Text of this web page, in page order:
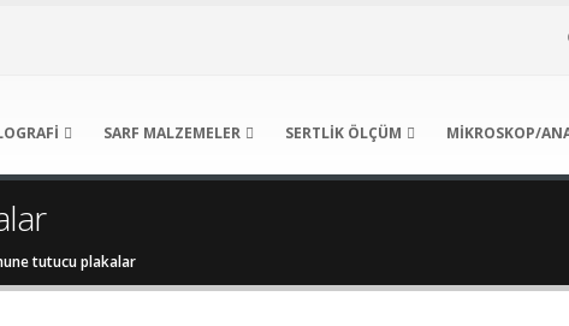
SARF MALZEMELER SERTLIK ÖLÇÜM MIKROSKOP/
tutucu plakalar